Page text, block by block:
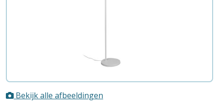
Bekijk alle afbeeldingen